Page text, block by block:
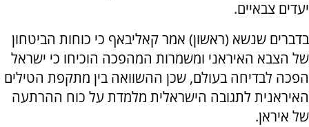
יעדים צבאיים.
בדברים שנשא (ראשון) אמר קאליבאף כי כוחות הביטחון
של הצבא האיראני ומשמרות המהפכה הוכיחו כי ישראל
הפכה לבדיחה בעולם, שכן ההשוואה בין מתקפת הטילים
האיראנית לתגובה הישראלית מלמדת על כוח ההרתעה
של איראן.